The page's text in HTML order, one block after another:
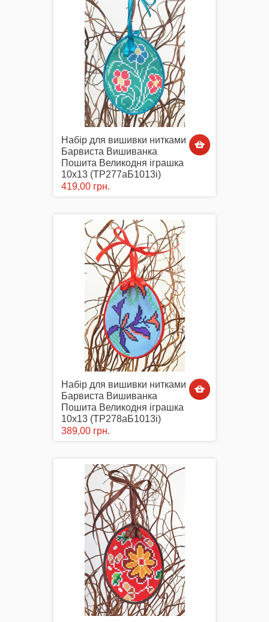
Набір для вишивки нитками
Барвиста Вишиванка
Пошита Великодня іграшка
10х13 (ТР277аБ1013i)
419,00 грн.
Набір для вишивки нитками
Барвиста Вишиванка
Пошита Великодня іграшка
10х13 (ТР278аБ1013i)
389,00 грн.